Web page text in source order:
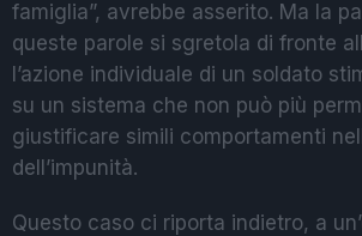
famiglia”, avrebbe asserito. Ma la
queste parole si sgretola di fronte
l’azione individuale di un soldato
su un sistema che non può più
giustificare simili comportamenti
dell’impunità.
Questo caso ci riporta indietro, a